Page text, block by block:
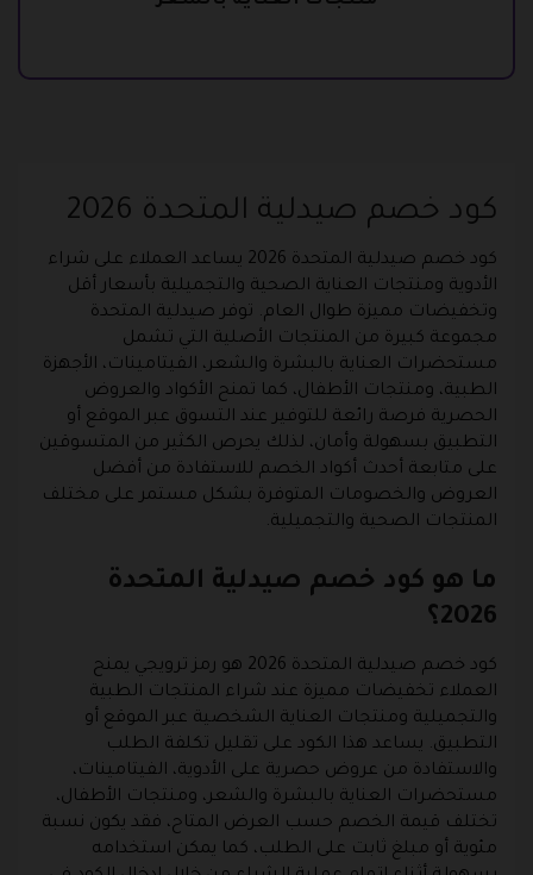
كود خصم صيدلية المتحدة 2026
كود خصم صيدلية المتحدة 2026 يساعد العملاء على شراء
الأدوية ومنتجات العناية الصحية والتجميلية بأسعار أقل
وتخفيضات مميزة طوال العام. توفر صيدلية المتحدة
مجموعة كبيرة من المنتجات الأصلية التي تشمل
مستحضرات العناية بالبشرة والشعر، الفيتامينات، الأجهزة
الطبية، ومنتجات الأطفال، كما تمنح الأكواد والعروض
الحصرية فرصة رائعة للتوفير عند التسوق عبر الموقع أو
التطبيق بسهولة وأمان، لذلك يحرص الكثير من المتسوقين
على متابعة أحدث أكواد الخصم للاستفادة من أفضل
العروض والخصومات المتوفرة بشكل مستمر على مختلف
المنتجات الصحية والتجميلية.
ما هو كود خصم صيدلية المتحدة
2026؟
كود خصم صيدلية المتحدة 2026 هو رمز ترويجي يمنح
العملاء تخفيضات مميزة عند شراء المنتجات الطبية
والتجميلية ومنتجات العناية الشخصية عبر الموقع أو
التطبيق. يساعد هذا الكود على تقليل تكلفة الطلب
والاستفادة من عروض حصرية على الأدوية، الفيتامينات،
مستحضرات العناية بالبشرة والشعر، ومنتجات الأطفال،
تختلف قيمة الخصم حسب العرض المتاح، فقد يكون نسبة
مئوية أو مبلغ ثابت على الطلب، كما يمكن استخدامه